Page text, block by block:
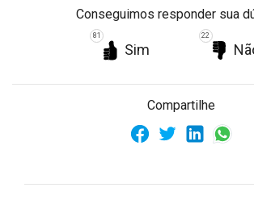
Conseguimos responder sua
Sim
81 22
Compartilhe